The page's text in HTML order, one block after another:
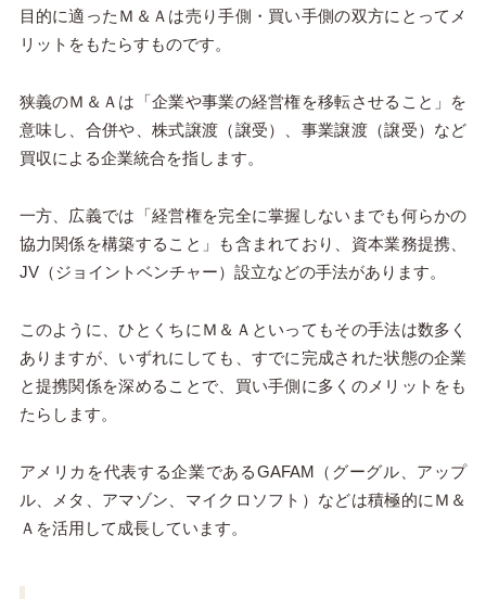
目的に適ったＭ＆Ａは売り手側・買い手側の双方にとってメ
リットをもたらすものです。
狭義のＭ＆Ａは「企業や事業の経営権を移転させること」を
意味し、合併や、株式譲渡（譲受）、事業譲渡（譲受）など
買収による企業統合を指します。
一方、広義では「経営権を完全に掌握しないまでも何らかの
協力関係を構築すること」も含まれており、資本業務提携、
JV（ジョイントベンチャー）設立などの手法があります。
このように、ひとくちにＭ＆Ａといってもその手法は数多く
ありますが、いずれにしても、すでに完成された状態の企業
と提携関係を深めることで、買い手側に多くのメリットをも
たらします。
アメリカを代表する企業であるGAFAM（グーグル、アップ
ル、メタ、アマゾン、マイクロソフト）などは積極的にＭ＆
Ａを活用して成長しています。